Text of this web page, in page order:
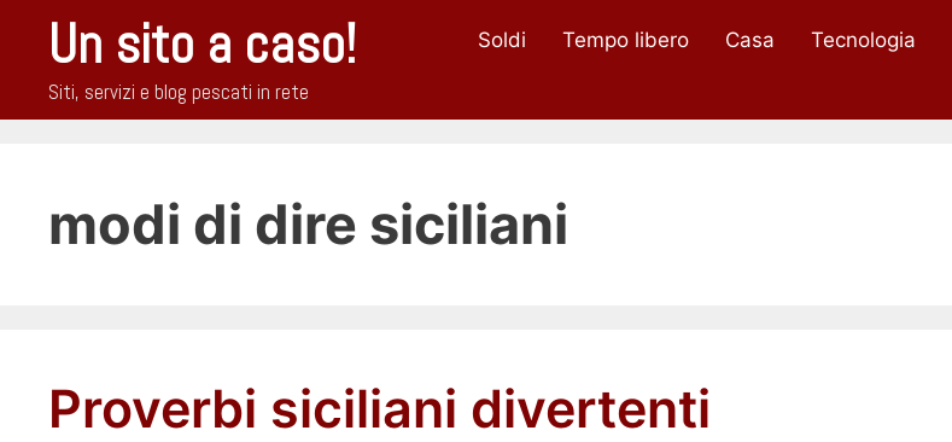
Un sito a caso!
Siti, servizi e blog pescati in rete
Soldi Tempo libero Casa Tecnologia
modi di dire siciliani
Proverbi siciliani divertenti